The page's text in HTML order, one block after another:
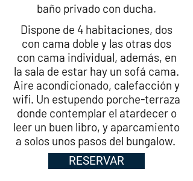
baño privado con ducha.​
Dispone de 4 habitaciones, dos
con cama doble y las otras dos
con cama individual, además, en
la sala de estar hay un sofá cama.
Aire acondicionado, calefacción y
wifi. Un estupendo porche-terraza
donde contemplar el atardecer o
leer un buen libro, y aparcamiento
a solos unos pasos del bungalow.
RESERVAR